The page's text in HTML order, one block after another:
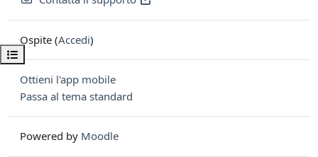
Apri indice del corso
Ospite (Accedi)
Ottieni l'app mobile
Passa al tema standard
Powered by Moodle